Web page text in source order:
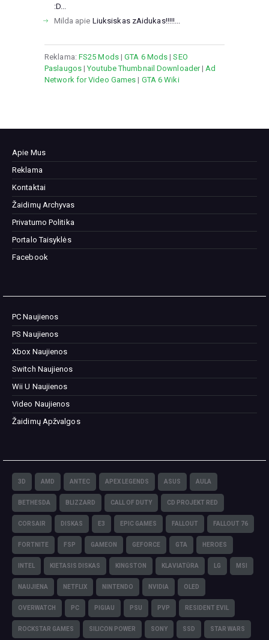
:D...
Milda apie Liuksiskas zAidukas!!!!!...
Reklama: FS25 Mods|GTA 6 Mods |SEO
Paslaugos|Youtube Thumbnail Downloader| Ad
Network for Video Games | GTA 6 Wiki
Apie Mus
Reklama
Kontaktai
Žaidimų Archyvas
Privatumo Politika
Portalo Taisyklės
Facebook
PC Naujienos
PS Naujienos
Xbox Naujienos
Switch Naujienos
Wii U Naujienos
Video Naujienos
Žaidimų Apžvalgos
3D AMD ANTEC APEX LEGENDS ASUS AULA
BETHESDA BLIZZARD CALL OF DUTY CD PROJEKT RED
CORSAIR DISKAS E3 EPIC GAMES FALLOUT FALLOUT 76
FORTNITE FSP GAMEON GEFORCE GTA HEROES
INTEL KIETASIS DISKAS KINGSTON KLAVIATŪRA LG MSI
NAUJIENA NETFLIX NINTENDO NVIDIA OLED
OVERWATCH PC PIGIAU PSU PVP RESIDENT EVIL
ROCKSTAR GAMES SILICON POWER SONY SSD STAR WARS